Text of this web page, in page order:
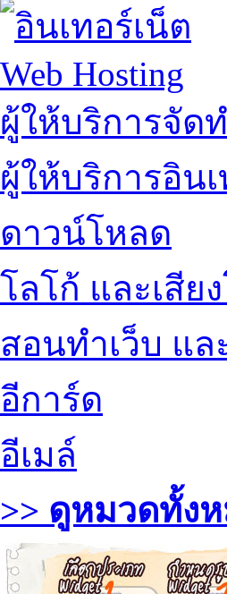
Web Hosting
ผู้ให้บริการจัด
ผู้ให้บริการอิน
ดาวน์โหลด
โลโก้ และเสีย
สอนทำเว็บ แล
อีการ์ด
อีเมล์
>> ดูหมวดทั้ง